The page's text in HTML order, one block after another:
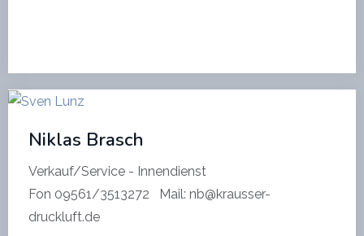
Niklas Brasch
Verkauf/Service - Innendienst
Fon 09561/3513272 Mail: nb@krausser-
druckluft.de